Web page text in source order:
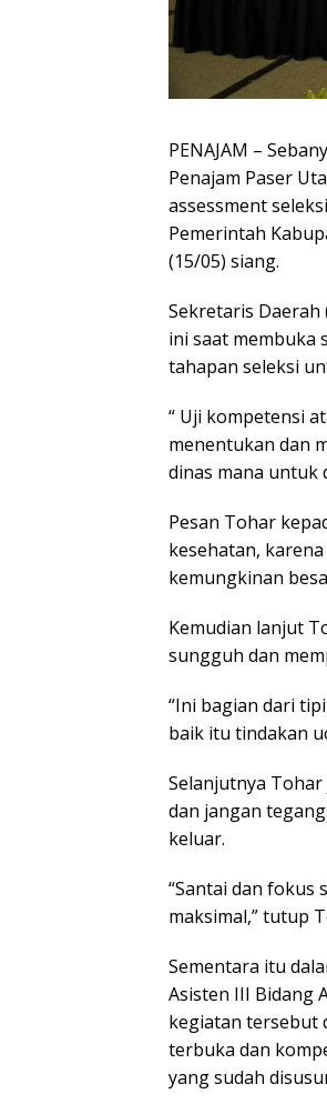
PENAJAM –
Penajam Paser
assessment
Pemerintah
(15/05) siang.
Sekretaris Daerah
ini saat membuka
tahapan seleksi
“ Uji kompetensi
menentukan dan
dinas mana untuk
Pesan Tohar
kesehatan,
kemungkinan
Kemudian lanjut
sungguh dan
“Ini bagian dari
baik itu tindakan
Selanjutnya
dan jangan
keluar.
“Santai dan fokus
maksimal,” tutup
Sementara itu
Asisten III Bidang
kegiatan tersebut
terbuka dan
yang sudah